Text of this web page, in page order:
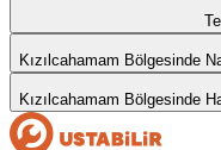
Kızılcahamam Bölgesinde
Kızılcahamam Bölgesinde